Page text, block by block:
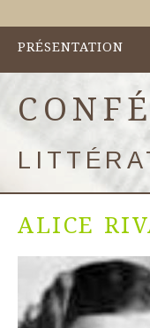
PRÉSENTATION
ALICE